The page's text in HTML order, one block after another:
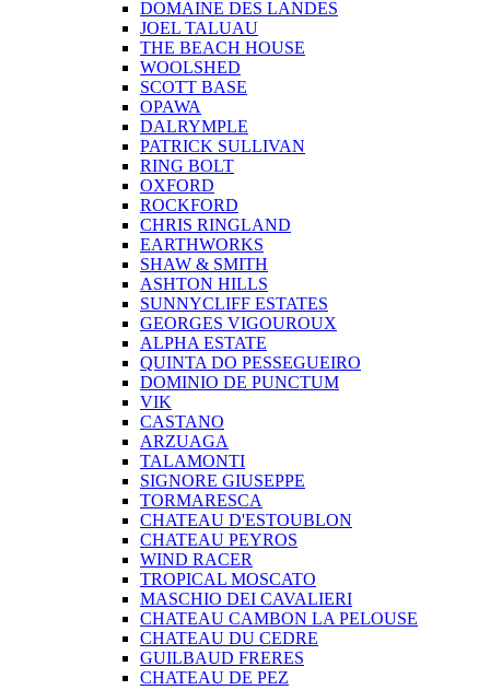
DOMAINE DES LANDES
JOEL TALUAU
THE BEACH HOUSE
WOOLSHED
SCOTT BASE
OPAWA
DALRYMPLE
PATRICK SULLIVAN
RING BOLT
OXFORD
ROCKFORD
CHRIS RINGLAND
EARTHWORKS
SHAW & SMITH
ASHTON HILLS
SUNNYCLIFF ESTATES
GEORGES VIGOUROUX
ALPHA ESTATE
QUINTA DO PESSEGUEIRO
DOMINIO DE PUNCTUM
VIK
CASTANO
ARZUAGA
TALAMONTI
SIGNORE GIUSEPPE
TORMARESCA
CHATEAU D'ESTOUBLON
CHATEAU PEYROS
WIND RACER
TROPICAL MOSCATO
MASCHIO DEI CAVALIERI
CHATEAU CAMBON LA PELOUSE
CHATEAU DU CEDRE
GUILBAUD FRERES
CHATEAU DE PEZ